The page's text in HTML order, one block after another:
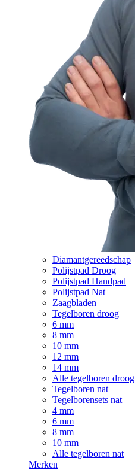
Diamantgereedschap
Polijstpad Droog
Polijstpad Handpad
Polijstpad Nat
Zaagbladen
Tegelboren droog
6 mm
8 mm
10 mm
12 mm
14 mm
Alle tegelboren droog
Tegelboren nat
Tegelborensets nat
4 mm
6 mm
8 mm
10 mm
Alle tegelboren nat
Merken